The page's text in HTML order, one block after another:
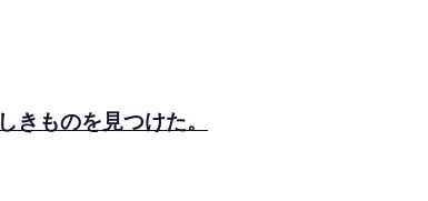
ものを見つけた。